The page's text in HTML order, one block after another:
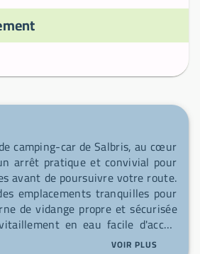
camping-car de Salbris, au cœur
arrêt pratique et convivial pour
avant de poursuivre votre route.
emplacements tranquilles pour
de vidange propre et sécurisée
en eau facile d'accès.
sereine, elle vous permet de
VOIR PLUS